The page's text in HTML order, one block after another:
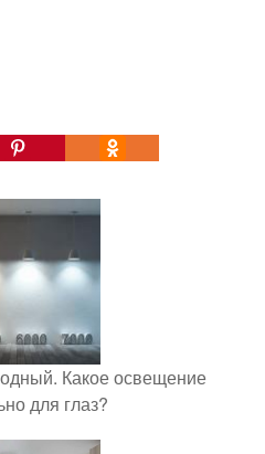
Какое освещение
для глаз?